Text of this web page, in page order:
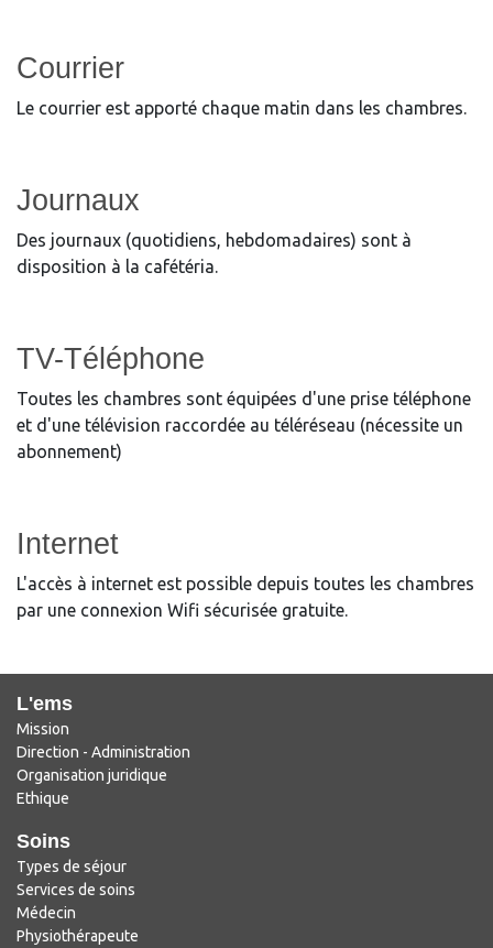
Courrier
Le courrier est apporté chaque matin dans les chambres.
Journaux
Des journaux (quotidiens, hebdomadaires) sont à
disposition à la cafétéria.
TV-Téléphone
Toutes les chambres sont équipées d'une prise téléphone
et d'une télévision raccordée au téléréseau (nécessite un
abonnement)
Internet
L'accès à internet est possible depuis toutes les chambres
par une connexion Wifi sécurisée gratuite.
L'ems
Mission
Direction - Administration
Organisation juridique
Ethique
Soins
Types de séjour
Services de soins
Médecin
Physiothérapeute